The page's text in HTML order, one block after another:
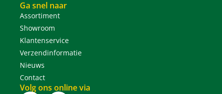
Ga snel naar
Assortiment
Showroom
Klantenservice
Verzendinformatie
Nieuws
Contact
Volg ons online via